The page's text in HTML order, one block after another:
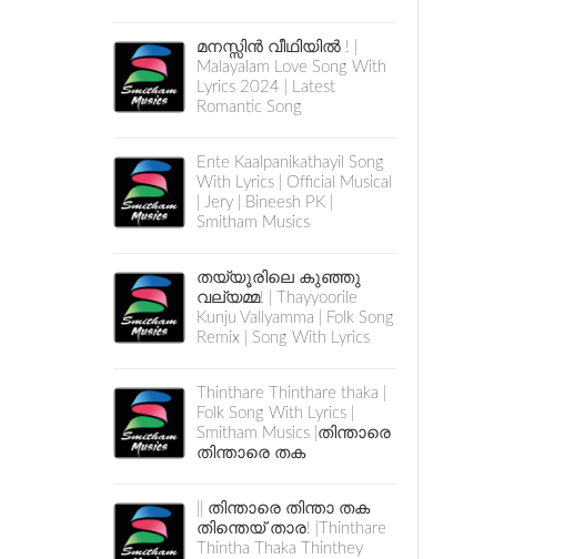
മനസ്സിൻ വീഥിയിൽ ! |
Malayalam Love Song With
Lyrics 2024 | Latest
Romantic Song
Ente Kaalpanikathayil Song
With Lyrics | Official Musical
| Jery | Bineesh PK |
Smitham Musics
തയ്യൂരിലെ കുഞ്ഞു
വല്യമ്മ! | Thayyoorile
Kunju Vallyamma | Folk Song
Remix | Song With Lyrics
Thinthare Thinthare thaka |
Folk Song With Lyrics |
Smitham Musics |തിന്താരെ
തിന്താരെ തക
|| തിന്താരെ തിന്താ തക
തിന്തെയ് താര! |Thinthare
Thintha Thaka Thinthey